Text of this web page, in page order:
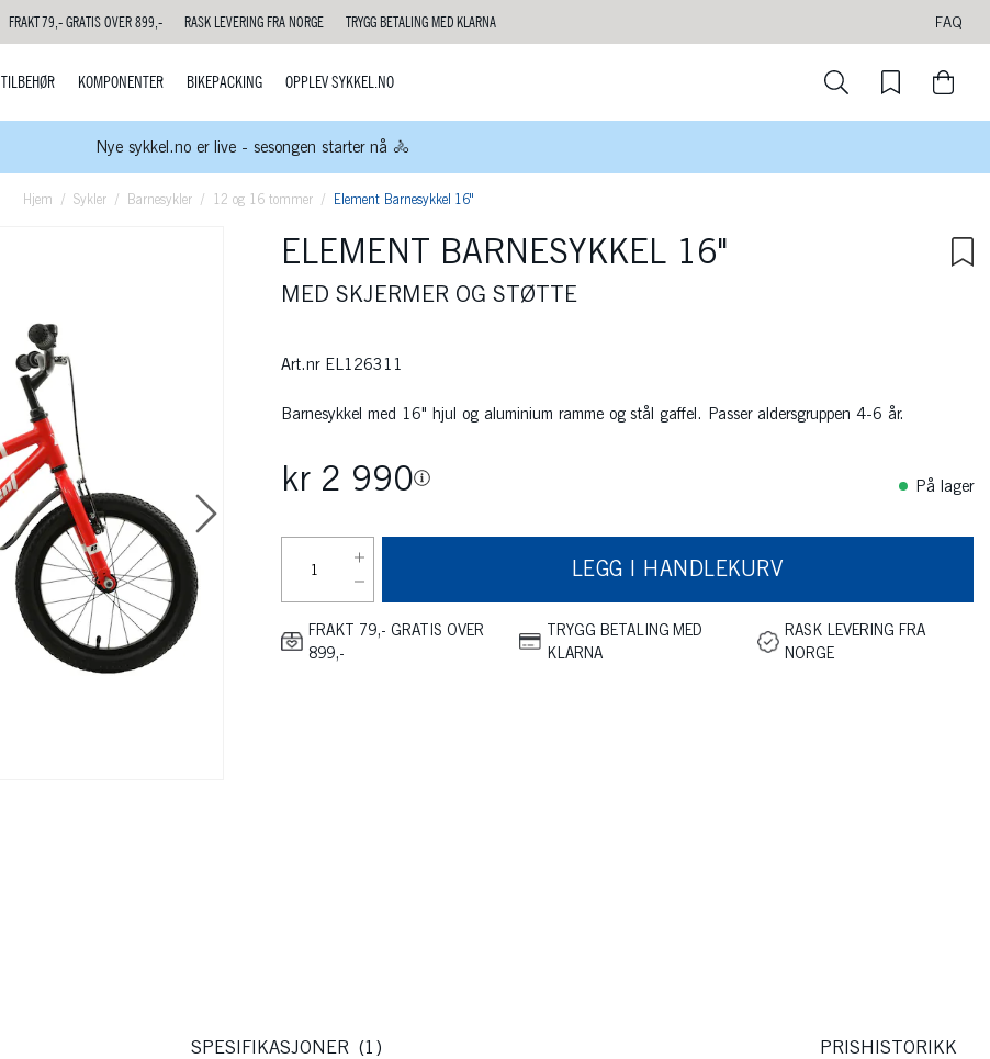
FRAKT 79,- GRATIS OVER 899,- RASK LEVERING FRA NORGE TRYGG BETALING MED KLARNA FAQ
TILBEHØR KOMPONENTER BIKEPACKING OPPLEV SYKKEL.NO
Nye sykkel.no er live - sesongen starter nå 🚴
Hjem Sykler Barnesykler 12 og 16 tommer Element Barnesykkel 16"
ELEMENT BARNESYKKEL 16"
MED SKJERMER OG STØTTE
Art.nr EL126311
Barnesykkel med 16" hjul og aluminium ramme og stål gaffel. Passer aldersgruppen 4-6 år.
kr 2 990 På lager
LEGG I HANDLEKURV
FRAKT 79,- GRATIS OVER
899,-
TRYGG BETALING MED
KLARNA
RASK LEVERING FRA
NORGE
SPESIFIKASJONER 1 PRISHISTORIKK